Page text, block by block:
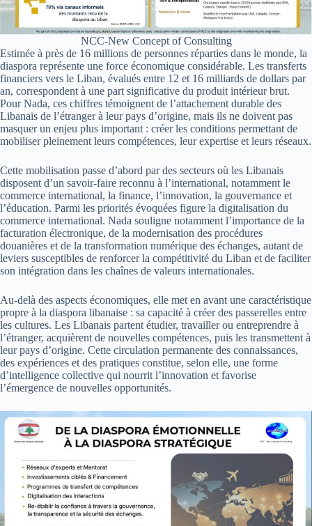
NCC-New Concept of Consulting
Estimée à près de 16 millions de personnes réparties dans le monde, la
diaspora représente une force économique considérable. Les transferts
financiers vers le Liban, évalués entre 12 et 16 milliards de dollars par
an, correspondent à une part significative du produit intérieur brut.
Pour Nada, ces chiffres témoignent de l’attachement durable des
Libanais de l’étranger à leur pays d’origine, mais ils ne doivent pas
masquer un enjeu plus important : créer les conditions permettant de
mobiliser pleinement leurs compétences, leur expertise et leurs réseaux.
Cette mobilisation passe d’abord par des secteurs où les Libanais
disposent d’un savoir-faire reconnu à l’international, notamment le
commerce international, la finance, l’innovation, la gouvernance et
l’éducation. Parmi les priorités évoquées figure la digitalisation du
commerce international. Nada souligne notamment l’importance de la
facturation électronique, de la modernisation des procédures
douanières et de la transformation numérique des échanges, autant de
leviers susceptibles de renforcer la compétitivité du Liban et de faciliter
son intégration dans les chaînes de valeurs internationales.
Au-delà des aspects économiques, elle met en avant une caractéristique
propre à la diaspora libanaise : sa capacité à créer des passerelles entre
les cultures. Les Libanais partent étudier, travailler ou entreprendre à
l’étranger, acquièrent de nouvelles compétences, puis les transmettent à
leur pays d’origine. Cette circulation permanente des connaissances,
des expériences et des pratiques constitue, selon elle, une forme
d’intelligence collective qui nourrit l’innovation et favorise
l’émergence de nouvelles opportunités.